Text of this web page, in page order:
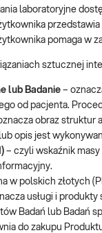
laboratoryjne
pomaga w
sztucznej
lub Badanie –
od pacjenta.
obraz struktur
opis jest
– czyli wskaźnik
w polskich złotych
usługi i
Badań lub Badań
do zakupu